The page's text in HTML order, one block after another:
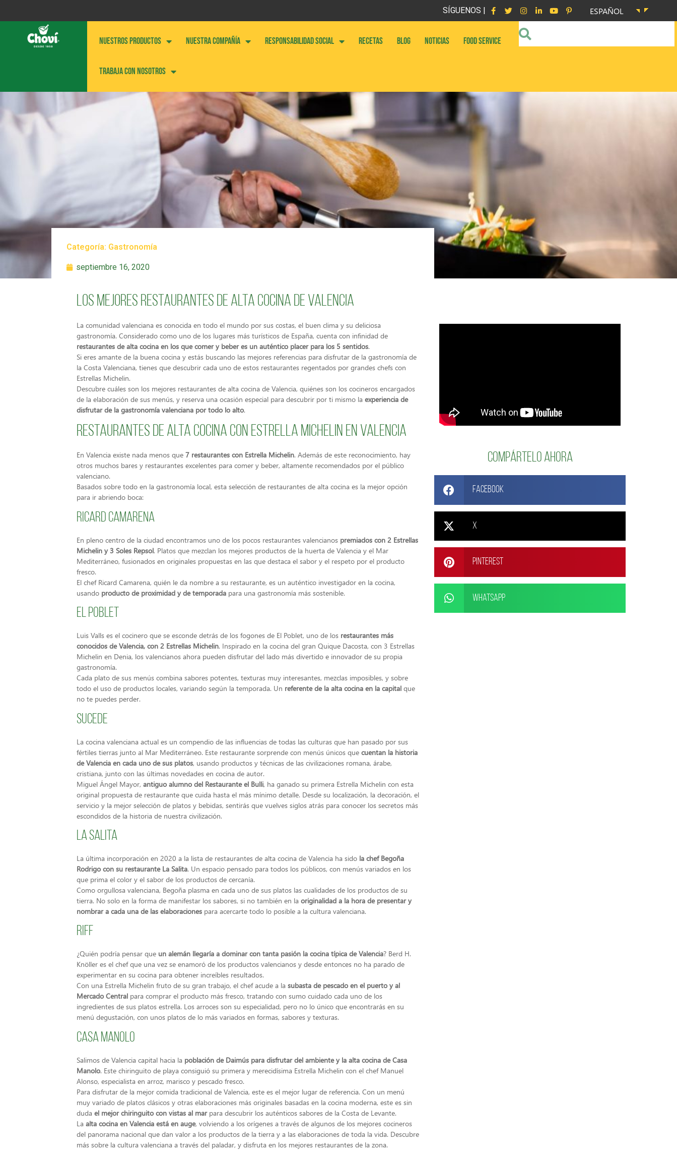
SÍGUENOS | ESPAÑOL
NUESTROS PRODUCTOS NUESTRA COMPAÑÍA RESPONSABILIDAD SOCIAL RECETAS BLOG NOTICIAS FOOD SERVICE
Trabaja con nosotros
Categoría: Gastronomía
septiembre 16, 2020
Los mejores restaurantes de alta cocina de Valencia
La comunidad valenciana es conocida en todo el mundo por sus costas, el buen clima y su deliciosa
gastronomía. Considerado como uno de los lugares más turísticos de España, cuenta con infinidad de
restaurantes de alta cocina en los que comer y beber es un auténtico placer para los 5 sentidos.
Si eres amante de la buena cocina y estás buscando las mejores referencias para disfrutar de la gastronomía de
la Costa Valenciana, tienes que descubrir cada uno de estos restaurantes regentados por grandes chefs con
Estrellas Michelin.
Descubre cuáles son los mejores restaurantes de alta cocina de Valencia, quiénes son los cocineros encargados
de la elaboración de sus menús, y reserva una ocasión especial para descubrir por ti mismo la experiencia de
disfrutar de la gastronomía valenciana por todo lo alto.
Restaurantes de alta cocina con Estrella Michelin en Valencia
En Valencia existe nada menos que 7 restaurantes con Estrella Michelin. Además de este reconocimiento, hay
otros muchos bares y restaurantes excelentes para comer y beber, altamente recomendados por el público
valenciano.
Basados sobre todo en la gastronomía local, esta selección de restaurantes de alta cocina es la mejor opción
para ir abriendo boca:
Ricard Camarena
En pleno centro de la ciudad encontramos uno de los pocos restaurantes valencianos premiados con 2 Estrellas
Michelin y 3 Soles Repsol. Platos que mezclan los mejores productos de la huerta de Valencia y el Mar
Mediterráneo, fusionados en originales propuestas en las que destaca el sabor y el respeto por el producto
fresco.
El chef Ricard Camarena, quién le da nombre a su restaurante, es un auténtico investigador en la cocina,
usando producto de proximidad y de temporada para una gastronomía más sostenible.
El Poblet
Luis Valls es el cocinero que se esconde detrás de los fogones de El Poblet, uno de los restaurantes más
conocidos de Valencia, con 2 Estrellas Michelin. Inspirado en la cocina del gran Quique Dacosta, con 3 Estrellas
Michelin en Denia, los valencianos ahora pueden disfrutar del lado más divertido e innovador de su propia
gastronomía.
Cada plato de sus menús combina sabores potentes, texturas muy interesantes, mezclas imposibles, y sobre
todo el uso de productos locales, variando según la temporada. Un referente de la alta cocina en la capital que
no te puedes perder.
Sucede
La cocina valenciana actual es un compendio de las influencias de todas las culturas que han pasado por sus
fértiles tierras junto al Mar Mediterráneo. Este restaurante sorprende con menús únicos que cuentan la historia
de Valencia en cada uno de sus platos, usando productos y técnicas de las civilizaciones romana, árabe,
cristiana, junto con las últimas novedades en cocina de autor.
Miguel Ángel Mayor, antiguo alumno del Restaurante el Bulli, ha ganado su primera Estrella Michelin con esta
original propuesta de restaurante que cuida hasta el más mínimo detalle. Desde su localización, la decoración, el
servicio y la mejor selección de platos y bebidas, sentirás que vuelves siglos atrás para conocer los secretos más
escondidos de la historia de nuestra civilización.
La Salita
La última incorporación en 2020 a la lista de restaurantes de alta cocina de Valencia ha sido la chef Begoña
Rodrigo con su restaurante La Salita. Un espacio pensado para todos los públicos, con menús variados en los
que prima el color y el sabor de los productos de cercanía.
Como orgullosa valenciana, Begoña plasma en cada uno de sus platos las cualidades de los productos de su
tierra. No solo en la forma de manifestar los sabores, si no también en la originalidad a la hora de presentar y
nombrar a cada una de las elaboraciones para acercarte todo lo posible a la cultura valenciana.
Riff
¿Quién podría pensar que un alemán llegaría a dominar con tanta pasión la cocina típica de Valencia? Berd H.
Knöller es el chef que una vez se enamoró de los productos valencianos y desde entonces no ha parado de
experimentar en su cocina para obtener increíbles resultados.
Con una Estrella Michelin fruto de su gran trabajo, el chef acude a la subasta de pescado en el puerto y al
Mercado Central para comprar el producto más fresco, tratando con sumo cuidado cada uno de los
ingredientes de sus platos estrella. Los arroces son su especialidad, pero no lo único que encontrarás en su
menú degustación, con unos platos de lo más variados en formas, sabores y texturas.
Casa Manolo
Salimos de Valencia capital hacia la población de Daimús para disfrutar del ambiente y la alta cocina de Casa
Manolo. Este chiringuito de playa consiguió su primera y merecidísima Estrella Michelin con el chef Manuel
Alonso, especialista en arroz, marisco y pescado fresco.
Para disfrutar de la mejor comida tradicional de Valencia, este es el mejor lugar de referencia. Con un menú
muy variado de platos clásicos y otras elaboraciones más originales basadas en la cocina moderna, este es sin
duda el mejor chiringuito con vistas al marpara descubrir los auténticos sabores de la Costa de Levante.
La alta cocina en Valencia está en auge, volviendo a los orígenes a través de algunos de los mejores cocineros
del panorama nacional que dan valor a los productos de la tierra y a las elaboraciones de toda la vida. Descubre
más sobre la cultura valenciana a través del paladar, y disfruta en los mejores restaurantes de la zona.
Compártelo ahora
Facebook
X
Pinterest
WhatsApp